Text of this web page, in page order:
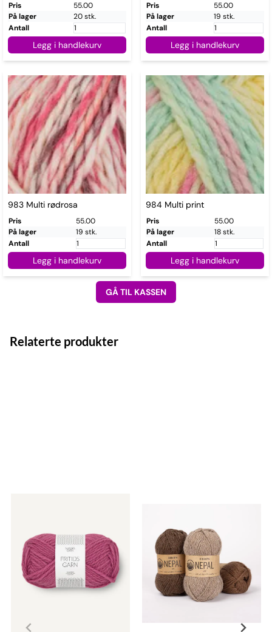
Pris
55.00
På lager
20 stk.
Antall
Legg i handlekurv
Pris
55.00
På lager
19 stk.
Antall
Legg i handlekurv
983 Multi rødrosa
Pris
55.00
På lager
19 stk.
Antall
Legg i handlekurv
984 Multi print
Pris
55.00
På lager
18 stk.
Antall
Legg i handlekurv
GÅ TIL KASSEN
Relaterte produkter